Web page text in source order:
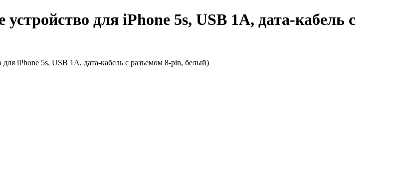
для iPhone 5s, USB 1A, дата-кабель c
iPhone 5s, USB 1A, дата-кабель c разъемом 8-pin, белый)